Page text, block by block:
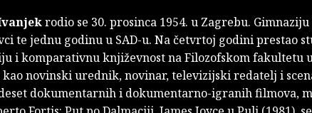
rodio se 30. prosinca 1954. u Zagrebu.
te jednu godinu u SAD-u. Na četvrtoj godini prestao
i komparativnu književnost na Filozofskom fakultetu
kao novinski urednik, novinar, televizijski redatelj i
dokumentarnih i dokumentarno-igranih filmova,